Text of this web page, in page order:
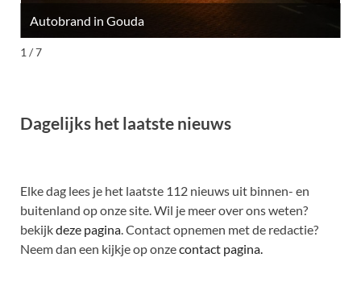
Autobrand in Gouda
1 / 7
Dagelijks het laatste nieuws
Elke dag lees je het laatste 112 nieuws uit binnen- en
buitenland op onze site. Wil je meer over ons weten?
bekijkdeze pagina . Contact opnemen met de redactie?
Neem dan een kijkje op onzecontact pagina.